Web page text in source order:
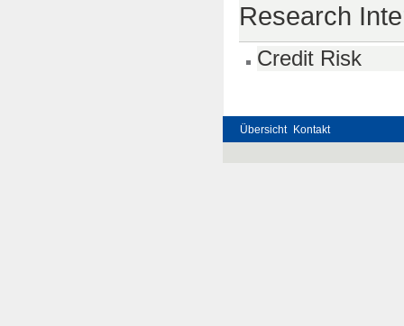
Research
Credit Risk
Übersicht Kontakt